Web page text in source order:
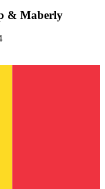
& Maberly